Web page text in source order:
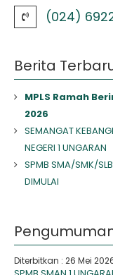
(024)
Berita
MPLS Ramah
2026
SEMANGAT
NEGERI 1 UNGARAN
SPMB SMA/SMK/
DIMULAI
Diterbitkan : 26 Mei